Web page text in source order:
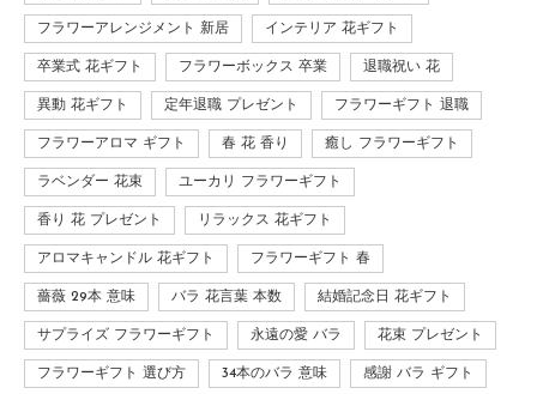
フラワーアレンジメント 新居 インテリア 花ギフト
卒業式 花ギフト フラワーボックス 卒業 退職祝い 花
異動 花ギフト 定年退職 プレゼント フラワーギフト 退職
フラワーアロマ ギフト 春 花 香り 癒し フラワーギフト
ラベンダー 花束 ユーカリ フラワーギフト
香り 花 プレゼント リラックス 花ギフト
アロマキャンドル 花ギフト フラワーギフト 春
薔薇 29本 意味 バラ 花言葉 本数 結婚記念日 花ギフト
サプライズ フラワーギフト 永遠の愛 バラ 花束 プレゼント
フラワーギフト 選び方 34本のバラ 意味 感謝 バラ ギフト